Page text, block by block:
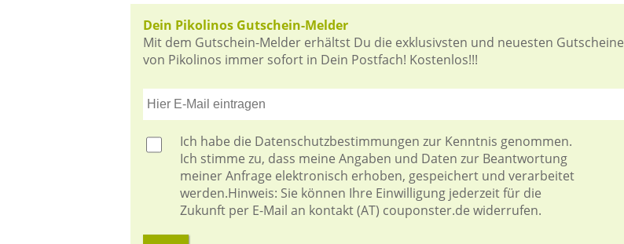
Dein Pikolinos Gutschein-Melder
Mit dem Gutschein-Melder erhältst Du die exklusivsten und neuesten Gutscheine
von Pikolinos immer sofort in Dein Postfach! Kostenlos!!!
Ich habe die Datenschutzbestimmungen zur Kenntnis genommen.
Ich stimme zu, dass meine Angaben und Daten zur Beantwortung
meiner Anfrage elektronisch erhoben, gespeichert und verarbeitet
werden.Hinweis: Sie können Ihre Einwilligung jederzeit für die
Zukunft per E-Mail an kontakt (AT) couponster.de widerrufen.